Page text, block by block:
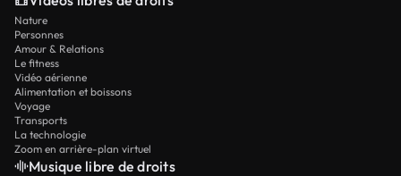
Nature
Personnes
Amour & Relations
Le fitness
Vidéo aérienne
Alimentation et boissons
Voyage
Transports
La technologie
Zoom en arrière-plan virtuel
Musique libre de droits